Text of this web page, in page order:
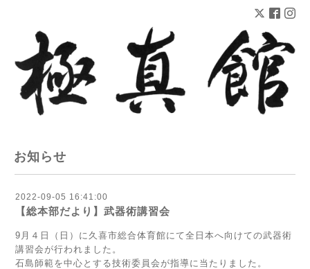
お知らせ
2022-09-05 16:41:00
【総本部だより】武器術講習会
9月４日（日）に久喜市総合体育館にて全日本へ向けての武器術
講習会が行われました。
石島師範を中心とする技術委員会が指導に当たりました。